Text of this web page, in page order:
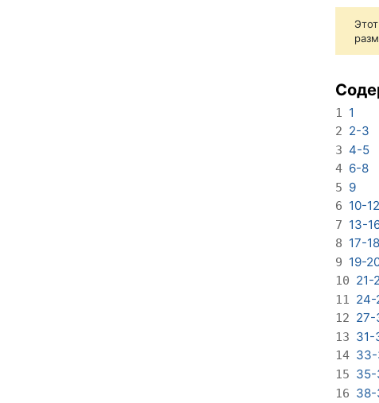
1 1
2 2-3
3 4-5
4 6-8
5 9
6 10-12
7 13-
8 17-18
9 19-
10 21-
11 24-
12 27-
13 31-
14
15 35-
16